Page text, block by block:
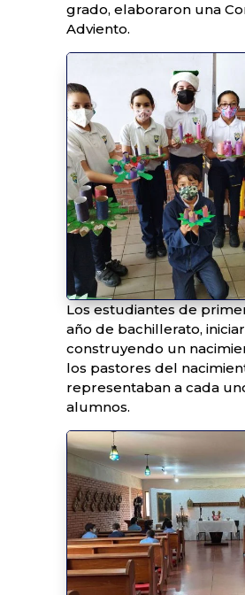
grado, elaboraron una
Adviento.
Los estudiantes de
año de bachillerato,
construyendo un
los pastores del
representaban a cada
alumnos.